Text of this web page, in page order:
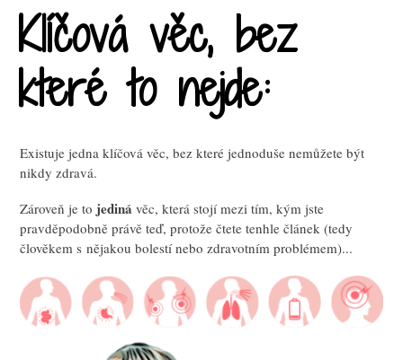
Klíčová věc, bez
které to nejde:
Existuje jedna klíčová věc, bez které jednoduše nemůžete být
nikdy zdravá.
Zároveň je to jediná věc, která stojí mezi tím, kým jste
pravděpodobně právě teď, protože čtete tenhle článek (tedy
člověkem s nějakou bolestí nebo zdravotním problémem)...